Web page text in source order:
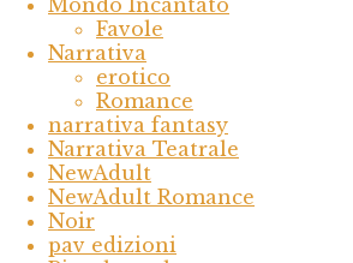
Mondo Incantato
Favole
Narrativa
erotico
Romance
narrativa fantasy
Narrativa Teatrale
NewAdult
NewAdult Romance
Noir
pav edizioni